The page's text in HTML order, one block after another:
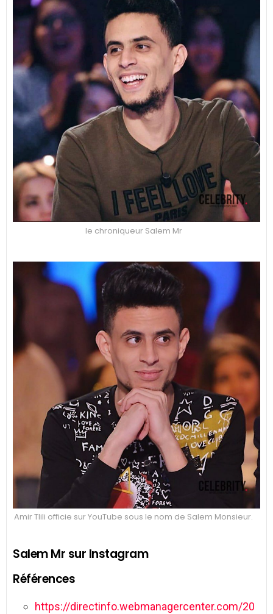
le chroniqueur Salem Mr
Amir Tlili officie sur YouTube sous le nom de Salem Monsieur.
Salem Mr sur Instagram
Références
https://directinfo.webmanagercenter.com/20